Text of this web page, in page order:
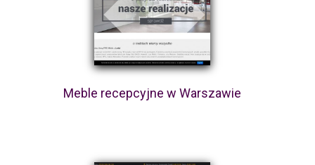
Meble recepcyjne w Warszawie